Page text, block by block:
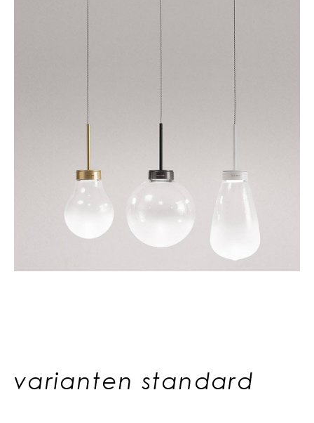
varianten standard